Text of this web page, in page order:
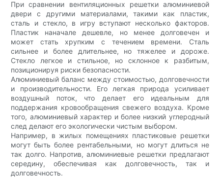
При сравнении вентиляционных решетки алюминиевой
двери с другими материалами, такими как пластик,
сталь и стекло, в игру вступают несколько факторов.
Пластик наначале дешевле, но менее долговечен и
может стать хрупким с течением времени. Сталь
сильнее и более длительнее, но тяжелее и дороже.
Стекло легкое и стильное, но склонное к разбитым,
позиционируя риски безопасности.
Алюминиевый баланс между стоимостью, долговечности
и производительности. Его легкая природа усиливает
воздушный поток, что делает его идеальным для
поддержания кровообращения свежего воздуха. Кроме
того, алюминиевый характер и более низкий углеродный
след делают его экологически чистым выбором.
Например, в жилых помещениях пластиковые решетки
могут быть более рентабельными, но могут длиться не
так долго. Напротив, алюминиевые решетки предлагают
середину, обеспечивая как долговечность, так и
долговечность.